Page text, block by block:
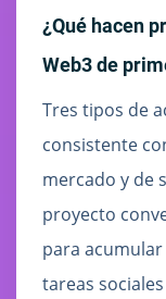
¿Qué hacen
Web3 de
Tres tipos de
consistente
mercado y de
proyecto
para
tareas